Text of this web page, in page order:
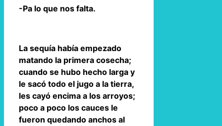
-Pa lo que nos falta.
La sequía había empezado
matando la primera cosecha;
cuando se hubo hecho larga y
le sacó todo el jugo a la tierra,
les cayó encima a los arroyos;
poco a poco los cauces le
fueron quedando anchos al